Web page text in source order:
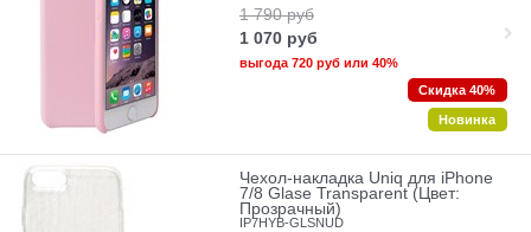
1 790 руб
1 070 руб
выгода 720 рубили 40%
Скидка 40%
Новинка
Чехол-накладка Uniq для iPhone
7/8 Glase Transparent (Цвет:
Прозрачный)
IP7HYB-GLSNUD